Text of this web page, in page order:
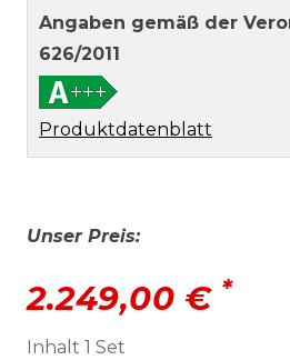
Angaben gemäß der
626/2011
Produktdatenblatt
Unser Preis:
2.249,00 € *
Inhalt 1 Set